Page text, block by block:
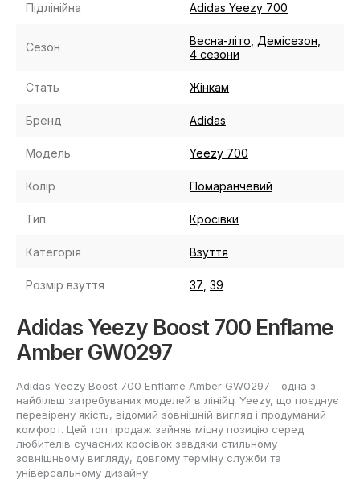
Підлінійна Adidas Yeezy 700
Сезон Весна-літо Демісезон
4 сезони
Стать Жінкам
Бренд Adidas
Модель Yeezy 700
Колір Помаранчевий
Тип Кросівки
Категорія Взуття
Розмір взуття 37 39
Adidas Yeezy Boost 700 Enflame
Amber GW0297
Adidas Yeezy Boost 700 Enflame Amber GW0297 - одна з
найбільш затребуваних моделей в лінійці Yeezy, що поєднує
перевірену якість, відомий зовнішній вигляд і продуманий
комфорт. Цей топ продаж зайняв міцну позицію серед
любителів сучасних кросівок завдяки стильному
зовнішньому вигляду, довгому терміну служби та
універсальному дизайну.